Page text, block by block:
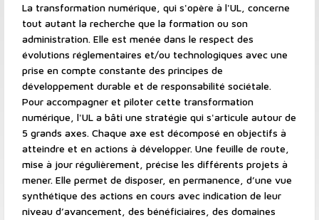
La transformation numérique, qui s'opère à l'UL, concerne
tout autant la recherche que la formation ou son
administration. Elle est menée dans le respect des
évolutions réglementaires et/ou technologiques avec une
prise en compte constante des principes de
développement durable et de responsabilité sociétale.
Pour accompagner et piloter cette transformation
numérique, l'UL a bâti une stratégie qui s'articule autour de
5 grands axes. Chaque axe est décomposé en objectifs à
atteindre et en actions à développer. Une feuille de route,
mise à jour régulièrement, précise les différents projets à
mener. Elle permet de disposer, en permanence, d’une vue
synthétique des actions en cours avec indication de leur
niveau d’avancement, des bénéficiaires, des domaines